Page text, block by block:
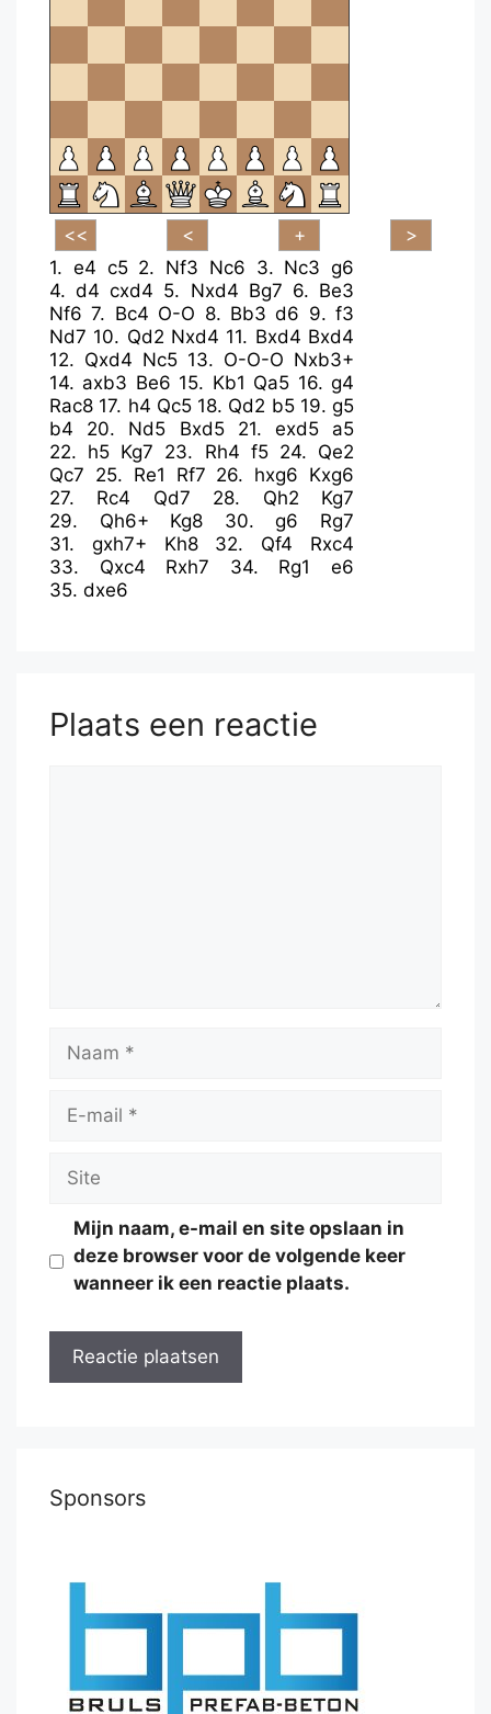
1. e4 c5 2. Nf3 Nc6 3. Nc3 g6
4.d4 cxd4 5. Nxd4 Bg7 6. Be3
Nf6 7. Bc4 O-O 8. Bb3 d6 9. f3
Nd7 10. Qd2 Nxd4 11. Bxd4 Bxd4
12. Qxd4 Nc5 13. O-O-O Nxb3+
14. axb3 Be6 15. Kb1 Qa5 16.g4
Rac8 17. h4 Qc5 18. Qd2 b5 19. g5
b4
20. Nd5 Bxd5 21. exd5
a5
22. h5 Kg7 23. Rh4 f5 24. Qe2
Qc7 25. Re1 Rf7 26. hxg6 Kxg6
27. Rc4 Qd7 28. Qh2
Kg7
29. Qh6+ Kg8 30.g6
Rg7
31. gxh7+ Kh8 32. Qf4
Rxc4
33. Qxc4 Rxh7 34. Rg1
e6
35. dxe6
Plaats een reactie
Naam
Site
Mijn naam, e-mail en site opslaan in
deze browser voor de volgende keer
wanneer ik een reactie plaats.
Sponsors